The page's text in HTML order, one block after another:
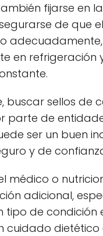
fijarse en
de que
adecuadamente,
en refrigeración
buscar sellos de
parte de
ser un buen
y de
médico o
adicional,
tipo de condición
cuidado dietético